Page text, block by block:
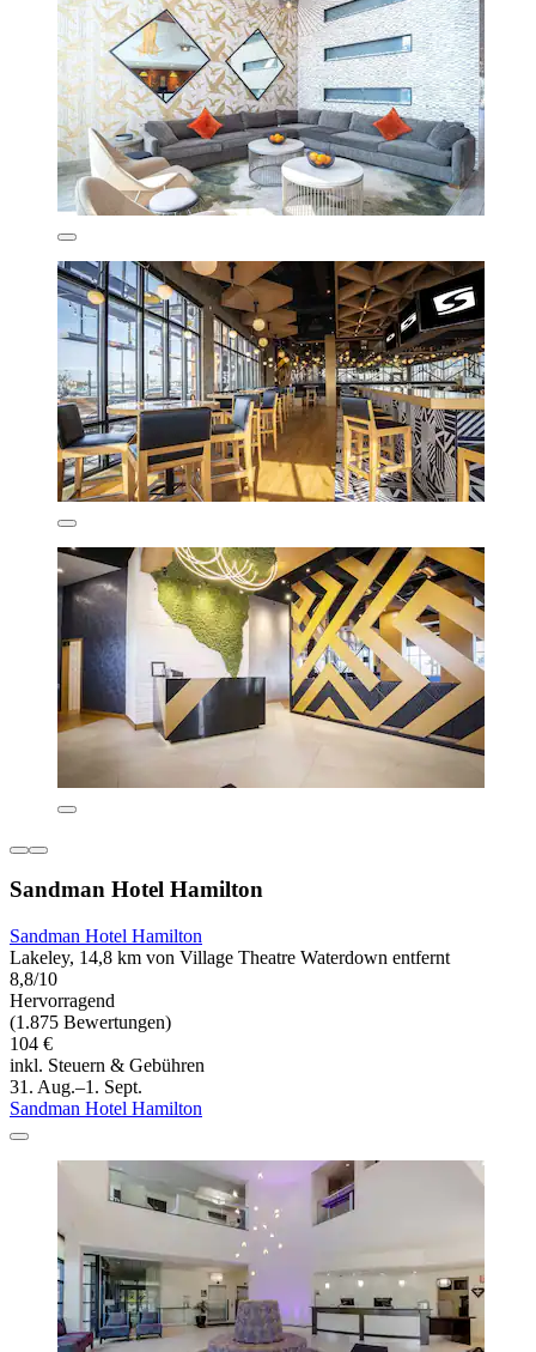
Sandman Hotel Hamilton
Sandman Hotel Hamilton
Lakeley, 14,8 km von Village Theatre Waterdown entfernt
8,8/10
Hervorragend
(1.875 Bewertungen)
104 €
inkl. Steuern & Gebühren
31. Aug.–1. Sept.
Sandman Hotel Hamilton